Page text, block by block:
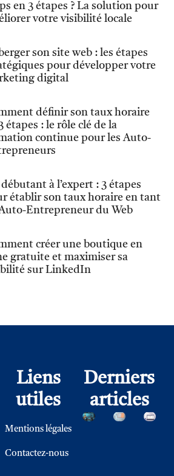
en 3 étapes ? La solution pour
votre visibilité locale
son site web : les étapes
pour développer votre
digital
définir son taux horaire
étapes : le rôle clé de la
continue pour les Auto-
à l’expert : 3 étapes
établir son taux horaire en tant
Entrepreneur du Web
créer une boutique en
gratuite et maximiser sa
sur LinkedIn
Liens
utiles
Mentions légales
Contactez-nous
Derniers
articles